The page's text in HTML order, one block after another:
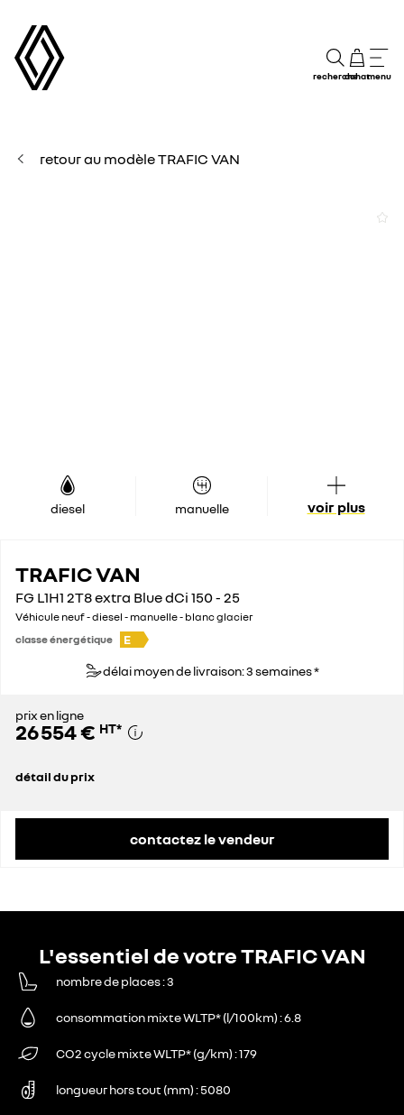
rechercheachatmenu
retour au modèle TRAFIC VAN
diesel manuelle voir plus
TRAFIC VAN
FG L1H1 2T8 extra Blue dCi 150 - 25
Véhicule neuf - diesel - manuelle - blanc glacier
classe énergétique
E
délai moyen de livraison: 3 semaines *
prix en ligne
26 554 € HT*
détail du prix
contactez le vendeur
L'essentiel de votre TRAFIC VAN
nombre de places 3
consommation mixte WLTP* (l/100km) 6.8
CO2 cycle mixte WLTP* (g/km) 179
longueur hors tout (mm) 5080